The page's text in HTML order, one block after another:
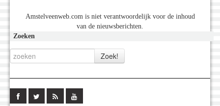
Amstelveenweb.com is niet verantwoordelijk voor de inhoud
van de nieuwsberichten.
Zoeken